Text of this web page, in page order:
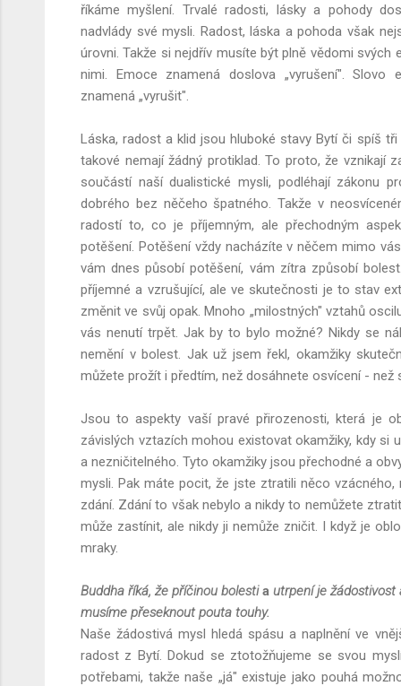
říkáme myšlení. Trvalé radosti, lásky a pohody
nadvlády své mysli. Radost, láska a pohoda však
úrovni. Takže si nejdřív musíte být plně vědomi
nimi. Emoce znamená doslova „vyrušení".
znamená „vyrušit".
Láska, radost a klid jsou hluboké stavy Bytí či spíš
takové nemají žádný protiklad. To proto, že vznikají
součástí naší dualistické mysli, podléhají zákonu
dobrého bez něčeho špatného. Takže v
radostí to, co je příjemným, ale přechodným
potěšení. Potěšení vždy nacházíte v něčem mimo
vám dnes působí potěšení, vám zítra způsobí
příjemné a vzrušující, ale ve skutečnosti je to stav
změnit ve svůj opak. Mnoho „milostných" vztahů
vás nenutí trpět. Jak by to bylo možné? Nikdy se
nemění v bolest. Jak už jsem řekl, okamžiky
můžete prožít i předtím, než dosáhnete osvícení -
Jsou to aspekty vaší pravé přirozenosti, která je
závislých vztazích mohou existovat okamžiky, kdy si
a nezničitelného. Tyto okamžiky jsou přechodné a
mysli. Pak máte pocit, že jste ztratili něco
zdání. Zdání to však nebylo a nikdy to nemůžete
může zastínit, ale nikdy ji nemůže zničit. I když je
mraky.
Buddha říká, že příčinou bolestia utrpení je
musíme přeseknout pouta touhy.
Naše žádostivá mysl hledá spásu a naplnění ve
radost z Bytí. Dokud se ztotožňujeme se svou
potřebami, takže naše „já" existuje jako pouhá